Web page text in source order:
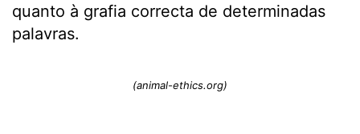
quanto à grafia correcta de determinadas
palavras.
(animal-ethics.org)